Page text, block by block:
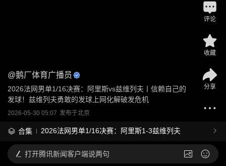
@鹅厂体育广播员
2026法网男单1/16决赛：阿里斯vs兹维列夫丨信赖自己的
发球！兹维列夫勇敢的发球上网化解破发危机
2026-05-30 05:07 发布于北京
合集 2026法网男单1/16决赛：阿里斯1-3兹维列夫
评论
收藏
分享
打开腾讯新闻客户端说两句